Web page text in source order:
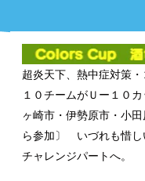
超炎天下、熱中症対策
１０チームがＵー１０
ヶ崎市・伊勢原市・小
ら参加〕 いづれも惜し
チャレンジパートへ。